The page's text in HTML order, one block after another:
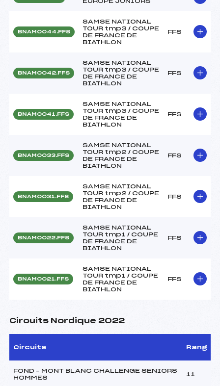
BNAM0044.FFS
SAMSE NATIONAL
TOUR tmp3 / COUPE
DE FRANCE DE
BIATHLON
FFS
BNAM0042.FFS
SAMSE NATIONAL
TOUR tmp3 / COUPE
DE FRANCE DE
BIATHLON
FFS
BNAM0041.FFS
SAMSE NATIONAL
TOUR tmp3 / COUPE
DE FRANCE DE
BIATHLON
FFS
BNAM0033.FFS
SAMSE NATIONAL
TOUR tmp2 / COUPE
DE FRANCE DE
BIATHLON
FFS
BNAM0031.FFS
SAMSE NATIONAL
TOUR tmp2 / COUPE
DE FRANCE DE
BIATHLON
FFS
BNAM0022.FFS
SAMSE NATIONAL
TOUR tmp1 / COUPE
DE FRANCE DE
BIATHLON
FFS
BNAM0021.FFS
SAMSE NATIONAL
TOUR tmp1 / COUPE
DE FRANCE DE
BIATHLON
FFS
Circuits Nordique 2022
Circuits Rang
FOND – MONT BLANC CHALLENGE SENIORS
HOMMES
11